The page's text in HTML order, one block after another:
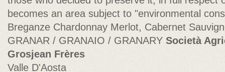
becomes an area subject to "environmental
Breganze Chardonnay Merlot, Cabernet
GRANAR / GRANAIO / GRANARY Società
Grosjean Frères
Valle D'Aosta